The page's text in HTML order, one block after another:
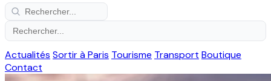
Actualités Sortir à Paris Tourisme Transport Boutique
Contact